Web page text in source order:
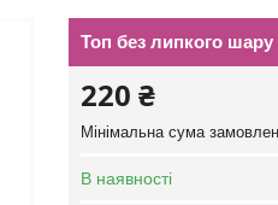
Топ без липкого
220 ₴
Мінімальна сума
В наявності